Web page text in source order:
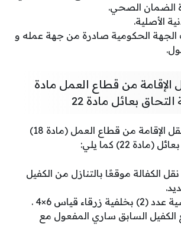
الضمان الصحي.
الأصلية.
الحكومية صادرة من جهة عمله و
الإقامة من قطاع العمل مادة
تتمثل متطلبات نقل الإقامة من قطاع العمل (مادة 18)
22) كما يلي:
الكفالة موقعًا بالتنازل من الكفيل
زرقاء قياس 6×4 .
الكفيل السابق ساري المفعول مع